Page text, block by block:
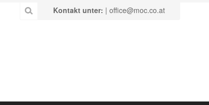
Kontakt unter: | office@moc.co.at